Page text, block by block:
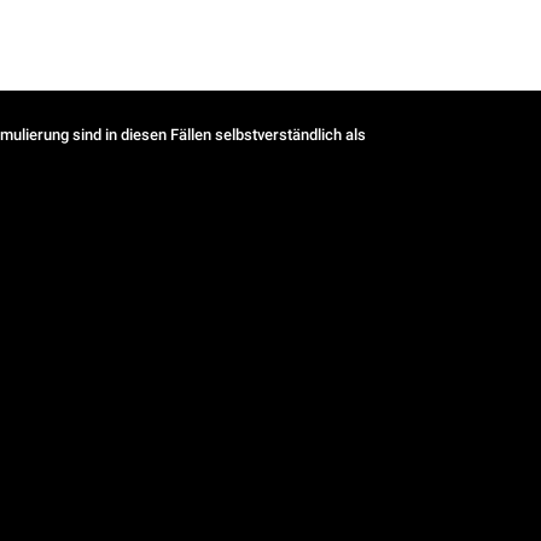
sind in diesen Fällen selbstverständlich als